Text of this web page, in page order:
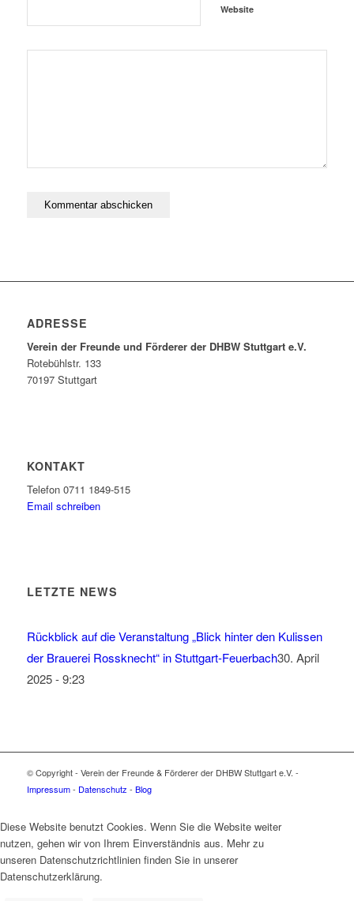
Website
ADRESSE
Verein der Freunde und Förderer der DHBW Stuttgart e.V.
Rotebühlstr. 133
70197 Stuttgart
KONTAKT
Telefon 0711 1849-515
Email schreiben
LETZTE NEWS
Rückblick auf die Veranstaltung „Blick hinter den Kulissen
der Brauerei Rossknecht“ in Stuttgart-Feuerbach30. April
2025 - 9:23
© Copyright - Verein der Freunde & Förderer der DHBW Stuttgart e.V. -
Impressum- Datenschutz - Blog
Diese Website benutzt Cookies. Wenn Sie die Website weiter
nutzen, gehen wir von Ihrem Einverständnis aus. Mehr zu
unseren Datenschutzrichtlinien finden Sie in unserer
Datenschutzerklärung.